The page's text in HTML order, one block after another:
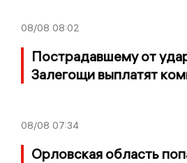
08/08 08:02
Пострадавшему от
Залегощи выплатят
08/08 07:34
Орловская область